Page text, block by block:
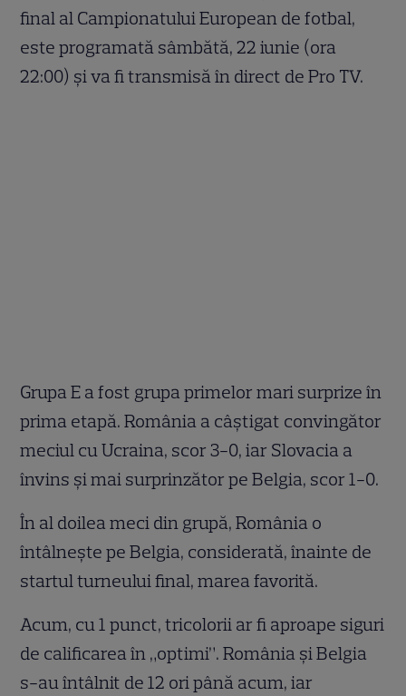
final al Campionatului European de fotbal,
este programată sâmbătă, 22 iunie (ora
22:00) și va fi transmisă în direct de Pro TV.
Grupa E a fost grupa primelor mari surprize în
prima etapă. România a câștigat convingător
meciul cu Ucraina, scor 3-0, iar Slovacia a
învins și mai surprinzător pe Belgia, scor 1-0.
În al doilea meci din grupă, România o
întâlnește pe Belgia, considerată, înainte de
startul turneului final, marea favorită.
Acum, cu 1 punct, tricolorii ar fi aproape siguri
de calificarea în „optimi”. România și Belgia
s-au întâlnit de 12 ori până acum, iar